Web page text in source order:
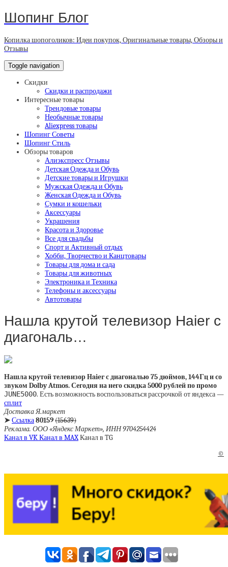
Шопинг Блог
Копилка шопоголиков: Идеи покупок, Оригинальные товары, Обзоры и
Отзывы
Toggle navigation
Скидки
Скидки и распродажи
Интересные товары
Трендовые товары
Необычные товары
Aliexpress товары
Шопинг Советы
Шопинг Стиль
Обзоры товаров
Алиэкспресс Отзывы
Детская Одежда и Обувь
Детские товары и Игрушки
Мужская Одежда и Обувь
Женская Одежда и Обувь
Сумки и кошельки
Аксессуары
Украшения
Красота и Здоровье
Все для свадьбы
Спорт и Активный отдых
Хобби, Творчество и Канцтовары
Товары для дома и сада
Товары для животных
Электроника и Техника
Телефоны и аксессуары
Автотовары
Нашла крутой телевизор Haier с
диагональ…
Нашла крутой телевизор Haier с диагональю 75 дюймов, 144Гц и со
звуком Dolby Atmos. Сегодня на него скидка 5000 рублей по промо
JUNE5000. Есть возможность воспользоваться рассрочкой от яндекса —
сплит
Доставка Я.маркет
➤Ссылка80159(15639)
Реклама. ООО «Яндекс Маркет», ИНН 9704254424
Канал в VKКанал в MAXКанал в TG
©